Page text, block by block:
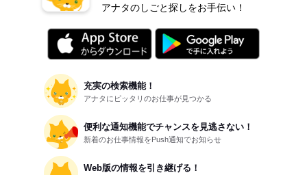
アナタのしごと探しをお手伝い！
充実の検索機能！
アナタにピッタリのお仕事が見つかる
便利な通知機能でチャンスを見逃さない！
新着のお仕事情報をPush通知でお知らせ
Web版の情報を引き継げる！